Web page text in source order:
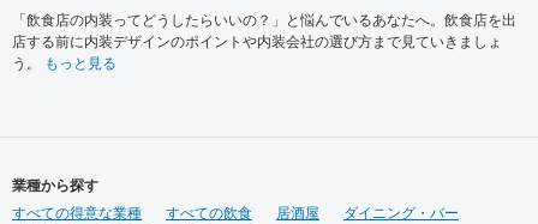
「飲食店の内装ってどうしたらいいの？」と悩んでいるあなたへ。飲食店を出
店する前に内装デザインのポイントや内装会社の選び方まで見ていきましょ
う。
もっと見る
業種から探す
すべての得意な業種
すべての飲食 居酒屋
ダイニング・バー